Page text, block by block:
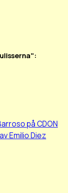
på CDON
Emilio Diez